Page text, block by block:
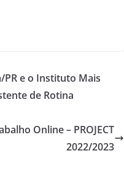
e o Instituto Mais
de Rotina
Online – PROJECT
2022/2023